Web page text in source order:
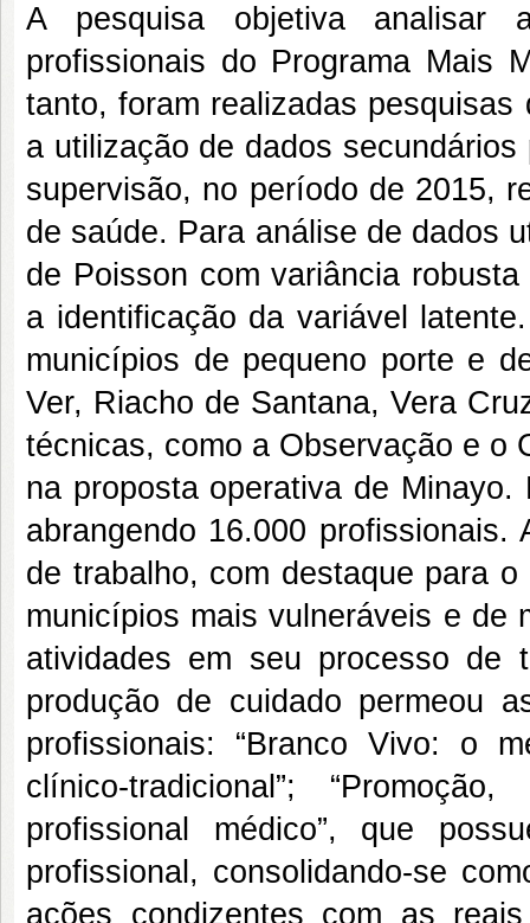
A pesquisa objetiva analisar
profissionais do Programa Mais
tanto, foram realizadas
a utilização de dados
supervisão, no período de 2015,
de saúde. Para análise de dados
de Poisson com variância
a identificação da variável
municípios de pequeno porte e
Ver, Riacho de Santana, Vera
técnicas, como a Observação e o
na proposta operativa de
abrangendo 16.000
de trabalho, com destaque para
municípios mais vulneráveis e de
atividades em seu processo de
produção de cuidado permeou
profissionais: “Branco Vivo: o
clínico-tradicional”;
profissional médico”, que
profissional, consolidando-se
ações condizentes com as